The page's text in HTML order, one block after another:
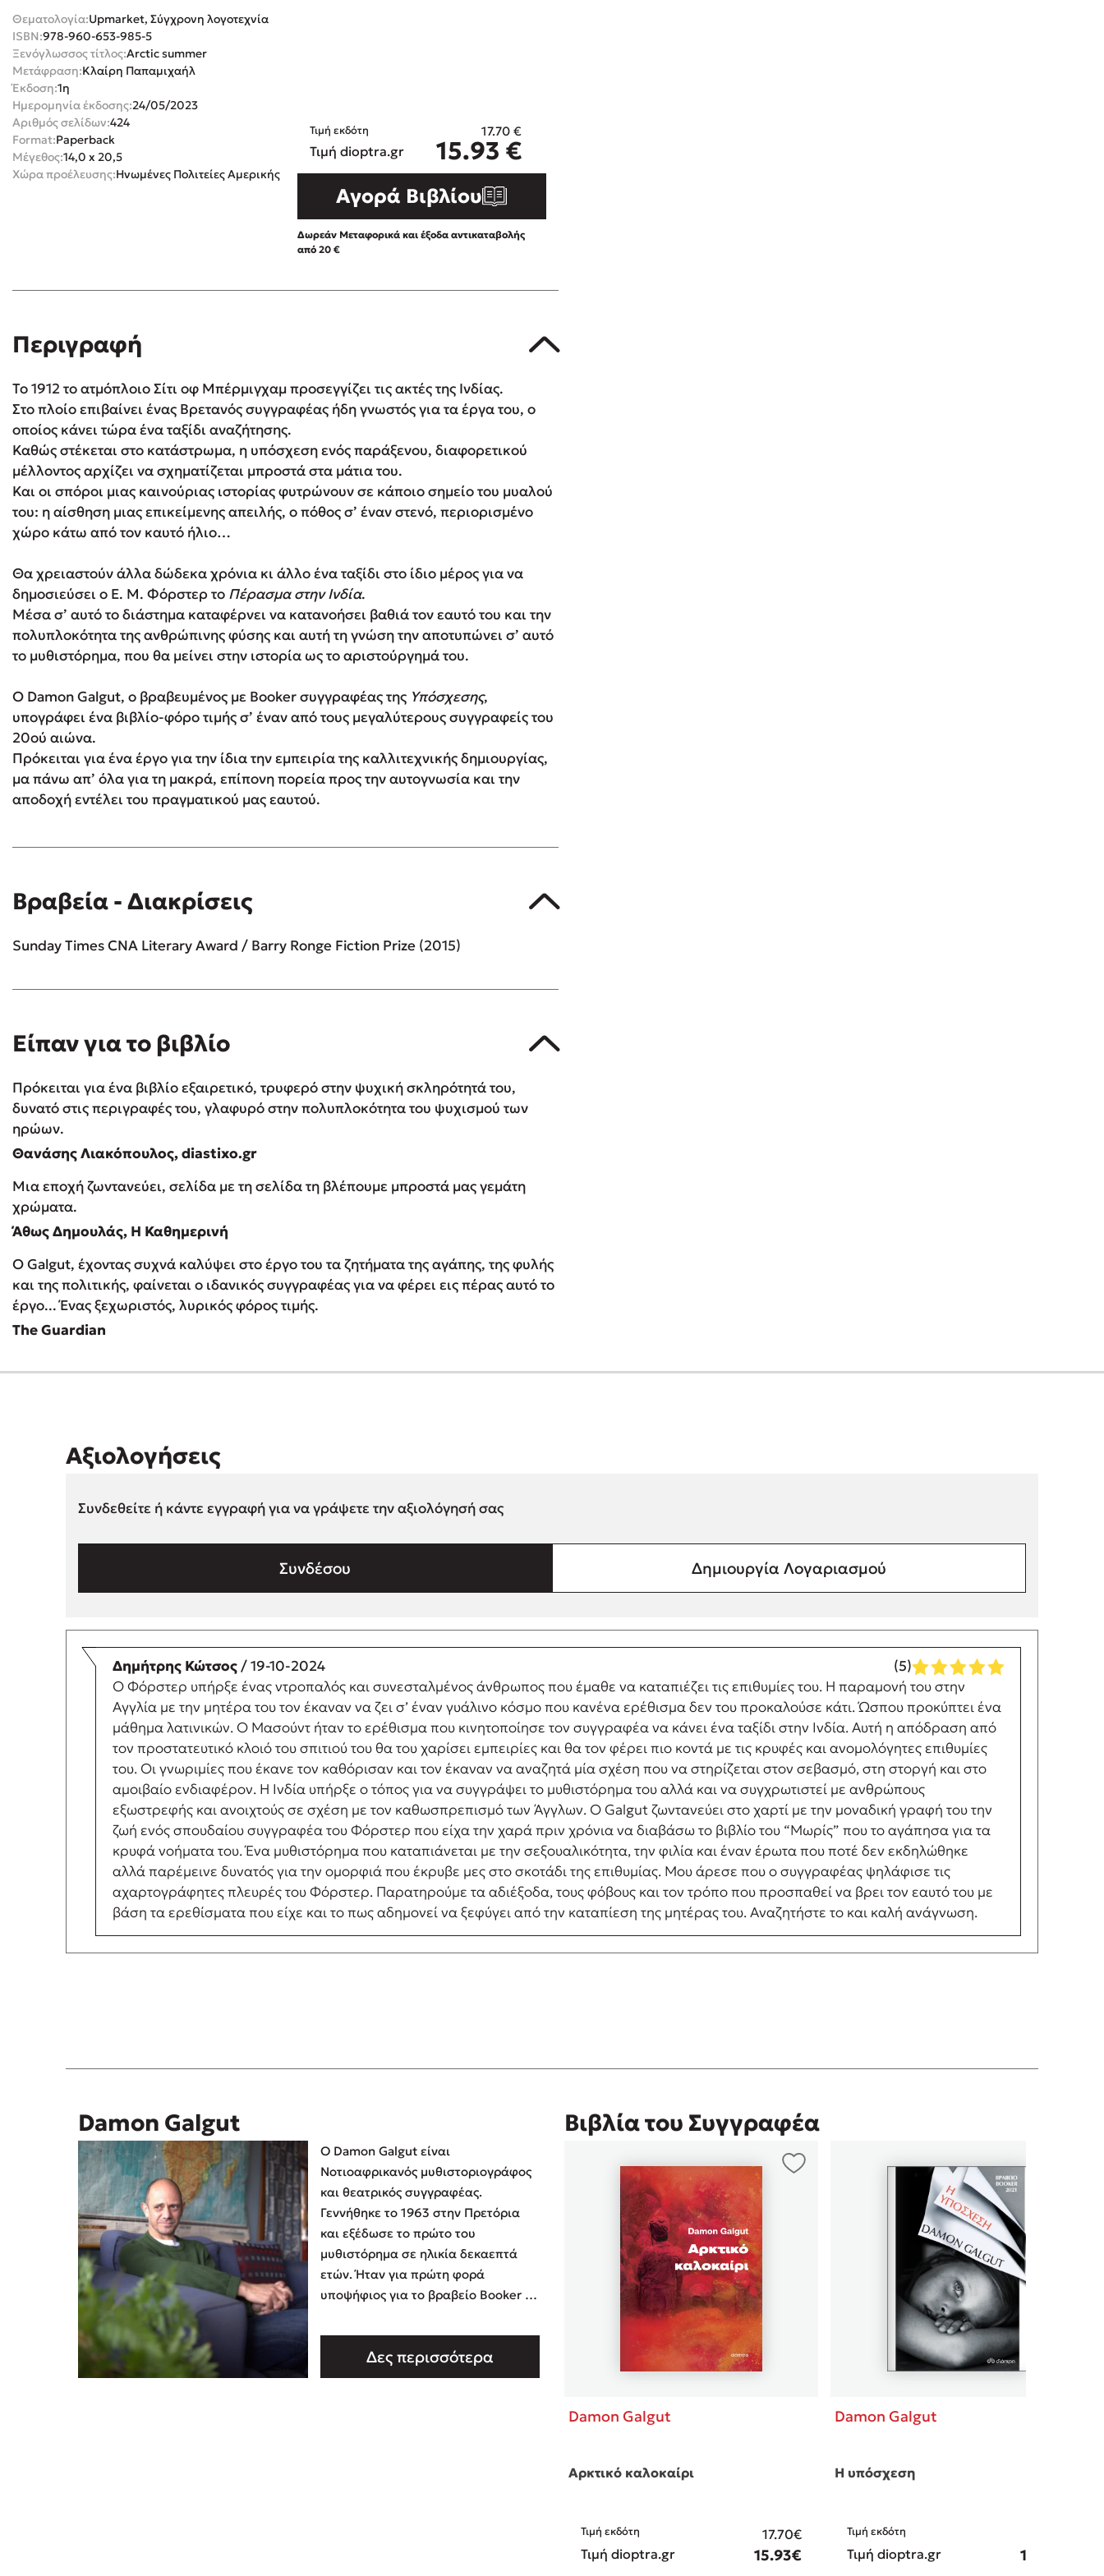
Playlist
Στέφανος Ξενάκης
Το λεξικό της ζωής σου
Δανάη Δεληγεώργη
Πάνω, κάτω, μπροστά, πίσω
Mel Robbins
Η μέθοδος Αφήστε τους
Ali Hazelwood
Cori Doerrfeld
Pierdomenico Baccalario
Δανάη Ιμπραχήμ
Θεματολογία:Upmarket, Σύγχρονη λογοτεχνία
ISBN:978-960-653-985-5
Ξενόγλωσσος τίτλος:Arctic summer
Μετάφραση:Κλαίρη Παπαμιχαήλ
Έκδοση:1η
Ημερομηνία έκδοσης:24/05/2023
Αριθμός σελίδων:424
Format:Paperback
Μέγεθος:14,0 x 20,5
Χώρα προέλευσης:Ηνωμένες Πολιτείες Αμερικής
Τιμή εκδότη 17.70 €
Τιμή dioptra.gr 15.93 €
Αγορά Βιβλίου
Δωρεάν Μεταφορικά και έξοδα αντικαταβολής
από 20 €
Περιγραφή
Το 1912 το ατμόπλοιο Σίτι οφ Μπέρμιγχαμ προσεγγίζει τις ακτές της Ινδίας.
Στο πλοίο επιβαίνει ένας Βρετανός συγγραφέας ήδη γνωστός για τα έργα του, ο
οποίος κάνει τώρα ένα ταξίδι αναζήτησης.
Καθώς στέκεται στο κατάστρωμα, η υπόσχεση ενός παράξενου, διαφορετικού
μέλλοντος αρχίζει να σχηματίζεται μπροστά στα μάτια του.
Και οι σπόροι μιας καινούριας ιστορίας φυτρώνουν σε κάποιο σημείο του μυαλού
του: η αίσθηση μιας επικείμενης απειλής, ο πόθος σ’ έναν στενό, περιορισμένο
χώρο κάτω από τον καυτό ήλιο…
Θα χρειαστούν άλλα δώδεκα χρόνια κι άλλο ένα ταξίδι στο ίδιο μέρος για να
δημοσιεύσει ο Ε. Μ. Φόρστερ το Πέρασμα στην Ινδία.
Μέσα σ’ αυτό το διάστημα καταφέρνει να κατανοήσει βαθιά τον εαυτό του και την
πολυπλοκότητα της ανθρώπινης φύσης και αυτή τη γνώση την αποτυπώνει σ’ αυτό
το μυθιστόρημα, που θα μείνει στην ιστορία ως το αριστούργημά του.
Ο Damon Galgut, ο βραβευμένος με Booker συγγραφέας της Υπόσχεσης,
υπογράφει ένα βιβλίο-φόρο τιμής σ’ έναν από τους μεγαλύτερους συγγραφείς του
20ού αιώνα.
Πρόκειται για ένα έργο για την ίδια την εμπειρία της καλλιτεχνικής δημιουργίας,
μα πάνω απ’ όλα για τη μακρά, επίπονη πορεία προς την αυτογνωσία και την
αποδοχή εντέλει του πραγματικού μας εαυτού.
Βραβεία - Διακρίσεις
Sunday Times CNA Literary Award / Barry Ronge Fiction Prize (2015)
Είπαν για το βιβλίο
Πρόκειται για ένα βιβλίο εξαιρετικό, τρυφερό στην ψυχική σκληρότητά του,
δυνατό στις περιγραφές του, γλαφυρό στην πολυπλοκότητα του ψυχισμού των
ηρώων.
Θανάσης Λιακόπουλος, diastixo.gr
Μια εποχή ζωντανεύει, σελίδα με τη σελίδα τη βλέπουμε μπροστά μας γεμάτη
χρώματα.
Άθως Δημουλάς, Η Καθημερινή
Ο Galgut, έχοντας συχνά καλύψει στο έργο του τα ζητήματα της αγάπης, της φυλής
και της πολιτικής, φαίνεται ο ιδανικός συγγραφέας για να φέρει εις πέρας αυτό το
έργο... Ένας ξεχωριστός, λυρικός φόρος τιμής.
The Guardian
Αξιολογήσεις
Συνδεθείτε ή κάντε εγγραφή για να γράψετε την αξιολόγησή σας
Συνδέσου Δημιουργία Λογαριασμού
Δημήτρης Κώτσος/ 19-10-2024
(5)
Ο Φόρστερ υπήρξε ένας ντροπαλός και συνεσταλμένος άνθρωπος που έμαθε να καταπιέζει τις επιθυμίες του. Η παραμονή του στην
Αγγλία με την μητέρα του τον έκαναν να ζει σ’ έναν γυάλινο κόσμο που κανένα ερέθισμα δεν του προκαλούσε κάτι. Ώσπου προκύπτει ένα
μάθημα λατινικών. Ο Μασούντ ήταν το ερέθισμα που κινητοποίησε τον συγγραφέα να κάνει ένα ταξίδι στην Ινδία. Αυτή η απόδραση από
τον προστατευτικό κλοιό του σπιτιού του θα του χαρίσει εμπειρίες και θα τον φέρει πιο κοντά με τις κρυφές και ανομολόγητες επιθυμίες
του. Οι γνωριμίες που έκανε τον καθόρισαν και τον έκαναν να αναζητά μία σχέση που να στηρίζεται στον σεβασμό, στη στοργή και στο
αμοιβαίο ενδιαφέρον. Η Ινδία υπήρξε ο τόπος για να συγγράψει το μυθιστόρημα του αλλά και να συγχρωτιστεί με ανθρώπους
εξωστρεφής και ανοιχτούς σε σχέση με τον καθωσπρεπισμό των Άγγλων. Ο Galgut ζωντανεύει στο χαρτί με την μοναδική γραφή του την
ζωή ενός σπουδαίου συγγραφέα του Φόρστερ που είχα την χαρά πριν χρόνια να διαβάσω το βιβλίο του “Μωρίς” που το αγάπησα για τα
κρυφά νοήματα του. Ένα μυθιστόρημα που καταπιάνεται με την σεξουαλικότητα, την φιλία και έναν έρωτα που ποτέ δεν εκδηλώθηκε
αλλά παρέμεινε δυνατός για την ομορφιά που έκρυβε μες στο σκοτάδι της επιθυμίας. Μου άρεσε που ο συγγραφέας ψηλάφισε τις
αχαρτογράφητες πλευρές του Φόρστερ. Παρατηρούμε τα αδιέξοδα, τους φόβους και τον τρόπο που προσπαθεί να βρει τον εαυτό του με
βάση τα ερεθίσματα που είχε και το πως αδημονεί να ξεφύγει από την καταπίεση της μητέρας του. Αναζητήστε το και καλή ανάγνωση.
Damon Galgut
Ο Damon Galgut είναι
Νοτιοαφρικανός μυθιστοριογράφος
και θεατρικός συγγραφέας.
Γεννήθηκε το 1963 στην Πρετόρια
και εξέδωσε το πρώτο του
μυθιστόρημα σε ηλικία δεκαεπτά
ετών. Ήταν για πρώτη φορά
υποψήφιος για το βραβείο Booker με
2003 (Ο καλός γιατρός, Ωκεανίδα,
2005) και για δεύτερη φορά το 2010
με το In a Strange Room. Ήταν όμως
Δες περισσότερα
Βιβλία του Συγγραφέα
Damon Galgut
Αρκτικό καλοκαίρι
Τιμή εκδότη
17.70€
Τιμή dioptra.gr
15.93€
Damon Galgut
Η υπόσχεση
Τιμή εκδότη
Τιμή dioptra.gr
15.93€